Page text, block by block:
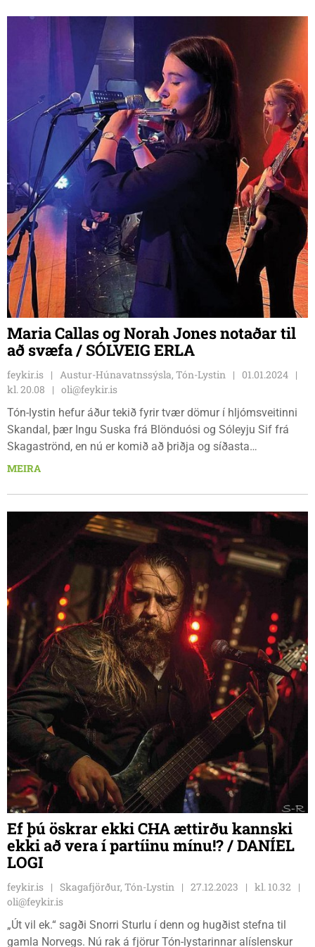
Lækjarhvammi dró mig á hvítum skóm í sveitina – er enn í
hvítum skóm.“ Nú býr Valur á Hvammstanga.
Maria Callas og Norah Jones notaðar til
að svæfa / SÓLVEIG ERLA
feykir.is Austur-Húnavatnssýsla, Tón-Lystin
01.01.2024
kl. 20.08
oli@feykir.is
Tón-lystin hefur áður tekið fyrir tvær dömur í hljómsveitinni
Skandal, þær Ingu Suska frá Blönduósi og Sóleyju Sif frá
Skagaströnd, en nú er komið að þriðja og síðasta
Norðvestlendingnum í þessari efnilegu fimm stúlkna
Baldvinsdóttur frá Tjörn í Skagabyggð að tækla Tón-lystina
en hún er fædd árið 2006, spilar á þverflautu og stundar nám
við Menntaskólann á Akureyri líkt og aðrir meðlimir
MEIRA
Ef þú öskrar ekki CHA ættirðu kannski
ekki að vera í partíinu mínu!? / DANÍEL
LOGI
feykir.is Skagafjörður, Tón-Lystin 27.12.2023
kl. 10.32
oli@feykir.is
„Út vil ek.“ sagði Snorri Sturlu í denn og hugðist stefna til
gamla Norvegs. Nú rak á fjörur Tón-lystarinnar alíslenskur